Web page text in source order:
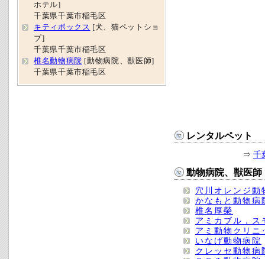
レンタルペット
⇒ 千
動物病院、獣医師
穴川オレンジ動
かなもと動物病
椎名厚榮
アミカブル．ス
アミ動物クリニ
いなげ動物病院
クレッセ動物病
ホテル]
千葉県千葉市稲毛区
キティボックス [犬、猫ペットショ
プ]
千葉県千葉市稲毛区
椎名動物病院 [動物病院、獣医師]
千葉県千葉市稲毛区